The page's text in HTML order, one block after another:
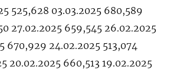
525,628 03.03.2025 680,589
27.02.2025 659,545 26.02.2025
670,929 24.02.2025 513,074
20.02.2025 660,513 19.02.2025